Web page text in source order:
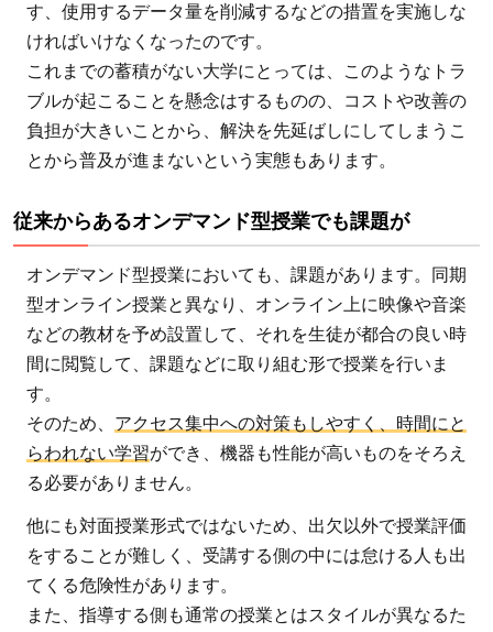
す、使用するデータ量を削減するなどの措置を実施しな
ければいけなくなったのです。
これまでの蓄積がない大学にとっては、このようなトラ
ブルが起こることを懸念はするものの、コストや改善の
負担が大きいことから、解決を先延ばしにしてしまうこ
とから普及が進まないという実態もあります。
従来からあるオンデマンド型授業でも課題が
オンデマンド型授業においても、課題があります。同期
型オンライン授業と異なり、オンライン上に映像や音楽
などの教材を予め設置して、それを生徒が都合の良い時
間に閲覧して、課題などに取り組む形で授業を行いま
す。
そのため、 アクセス集中への対策もしやすく、時間にと
らわれない学習ができ、機器も性能が高いものをそろえ
る必要がありません。
他にも対面授業形式ではないため、出欠以外で授業評価
をすることが難しく、受講する側の中には怠ける人も出
てくる危険性があります。
また、指導する側も通常の授業とはスタイルが異なるた